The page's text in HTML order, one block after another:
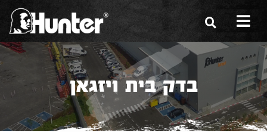
הסיפור שלנו
הכלים שלנו
תערוכות
בדק בית ויזגאן